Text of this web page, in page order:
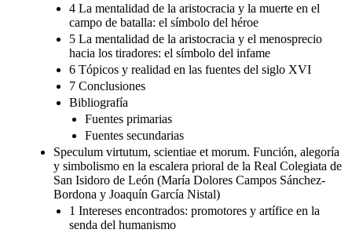
4 La mentalidad de la aristocracia y la muerte en el
campo de batalla: el símbolo del héroe
5 La mentalidad de la aristocracia y el menosprecio
hacia los tiradores: el símbolo del infame
6 Tópicos y realidad en las fuentes del siglo XVI
7 Conclusiones
Bibliografía
Fuentes primarias
Fuentes secundarias
Speculum virtutum, scientiae et morum. Función, alegoría
y simbolismo en la escalera prioral de la Real Colegiata de
San Isidoro de León (María Dolores Campos Sánchez-
Bordona y Joaquín García Nistal)
1 Intereses encontrados: promotores y artífice en la
senda del humanismo